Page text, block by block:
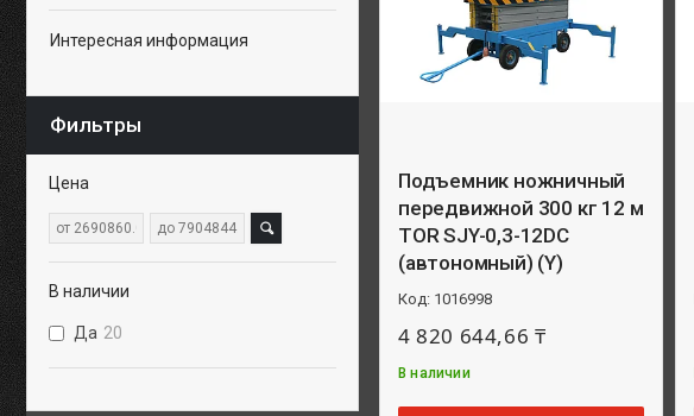
Подъемник ножничный
передвижной 300 кг 12 м
TOR SJY-0,3-12DC
(автономный) (Y)
1016998
4 820 644,66 ₸
В наличии
Интересная информация
Фильтры
Цена
В наличии
Да 20